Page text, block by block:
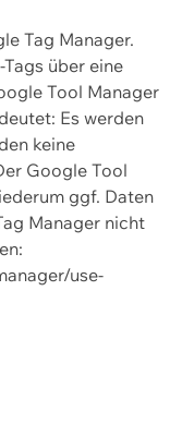
Tag Manager.
über eine
Tool Manager
Es werden
keine
Google Tool
ggf. Daten
Manager nicht
use-